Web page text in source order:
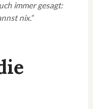
immer gesagt:
nix.“